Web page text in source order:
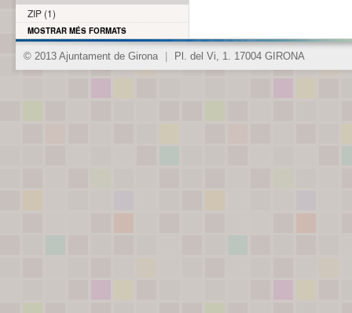
ZIP (1)
MOSTRAR MÉS FORMATS
© 2013 Ajuntament de Girona Pl. del Vi, 1. 17004 GIRONA